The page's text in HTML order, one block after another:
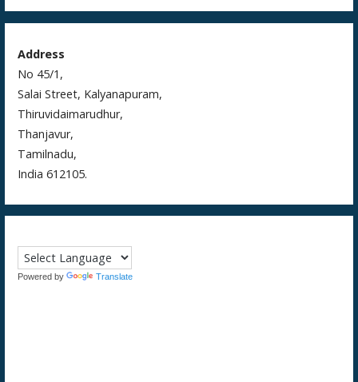
Address
No 45/1,
Salai Street, Kalyanapuram,
Thiruvidaimarudhur,
Thanjavur,
Tamilnadu,
India 612105.
Powered by Translate